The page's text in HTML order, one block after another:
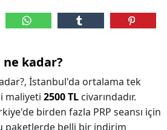
ne kadar?
İstanbul'da ortalama tek
maliyeti 2500 TL civarındadır.
birden fazla PRP seansı için
paketlerde belli bir indirim